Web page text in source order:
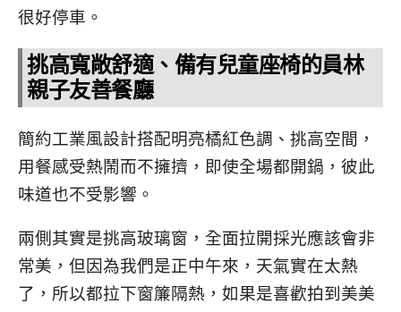
很好停車。
挑高寬敞舒適、備有兒童座椅的員林
親子友善餐廳
簡約工業風設計搭配明亮橘紅色調、挑高空間，
用餐感受熱鬧而不擁擠，即使全場都開鍋，彼此
味道也不受影響。
兩側其實是挑高玻璃窗，全面拉開採光應該會非
常美，但因為我們是正中午來，天氣實在太熱
了，所以都拉下窗簾隔熱，如果是喜歡拍到美美